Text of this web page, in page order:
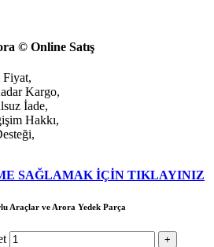
© Online Satış
Kargo,
İade,
Hakkı,
SAĞLAMAK İÇİN TIKLAYINIZ
Araçlar ve Arora Yedek Parça